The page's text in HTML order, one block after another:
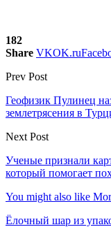
182
Share VKOK.ru
Prev Post
Геофизик Пулинец
землетрясения в
Next Post
Ученые признали
который помогает
You might also like
Ёлочный шар из